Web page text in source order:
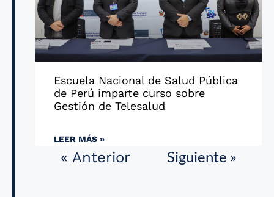
Escuela Nacional de Salud Pública
de Perú imparte curso sobre
Gestión de Telesalud
LEER MÁS »
« Anterior Siguiente »